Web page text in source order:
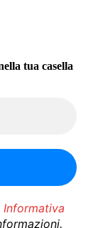
tua casella
Informativa